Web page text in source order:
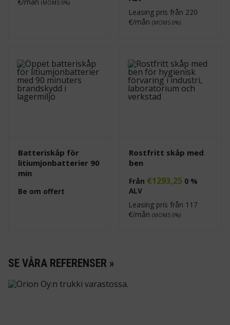
€/mån (MOMS 0%)
Leasing pris från 220
€/mån (MOMS 0%)
Batteriskåp för
litiumjonbatterier 90
min
Be om offert
Rostfritt skåp med
ben
Från €1293,25 0 %
ALV
Leasing pris från 117
€/mån (MOMS 0%)
SE VÅRA REFERENSER »